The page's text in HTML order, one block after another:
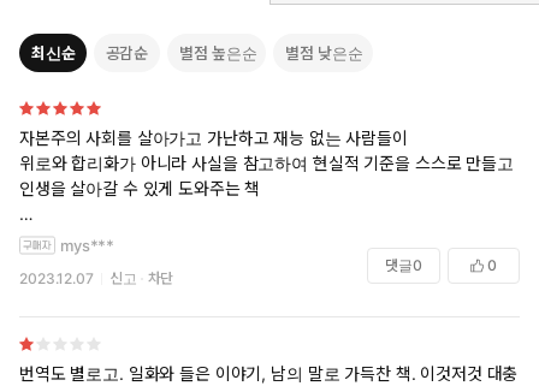
최신순 공감순 별점 높은순 별점 낮은순
자본주의 사회를 살아가고 가난하고 재능 없는 사람들이
위로와 합리화가 아니라 사실을 참고하여 현실적 기준을 스스로 만들고
인생을 살아갈 수 있게 도와주는 책
나는 어디를 향해 뛰고 있고, 내 속도를 누구와 비교하고 있으며 내가 거
기로 뛰어갈 수는 있을지, 거기에 도달할 수는 있는지
그리고 과연 그럴 필요는 있는지 돌아볼 수 있는 책이었다
mys***
2023.12.07 신고 차단
댓글0 0
번역도 별로고. 일화와 들은 이야기, 남의 말로 가득찬 책. 이것저것 대충